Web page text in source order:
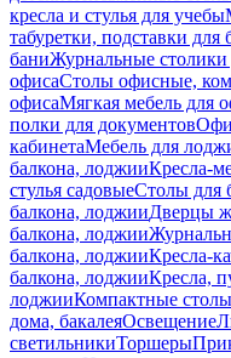
кресла и стулья для учебы
табуретки, подставки для
баниЖурнальные столики
офисаСтолы офисные,
офисаМягкая мебель для
полки для документов
кабинетаМебель для
балкона, лоджииКресла-
стулья садовыеСтолы для
балкона, лоджииДверцы
балкона, лоджии
балкона, лоджииКресла-
балкона, лоджииКресла,
лоджииКомпактные
дома, бакалеяОсвещение
светильникиТоршеры